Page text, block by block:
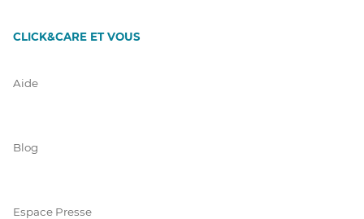
CLICK&CARE ET VOUS
Aide
Blog
Espace Presse